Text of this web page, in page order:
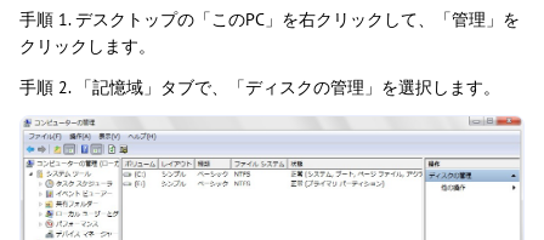
手順 1. デスクトップの「このPC」を右クリックして、「管理」を
クリックします。
手順 2. 「記憶域」タブで、「ディスクの管理」を選択します。